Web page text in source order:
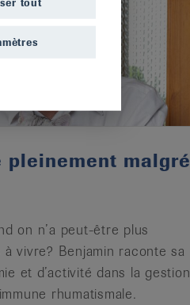
pleinement malgré
on n’a peut-être plus
vivre? Benjamin raconte sa
et d’activité dans la gestion
rhumatismale.
tout